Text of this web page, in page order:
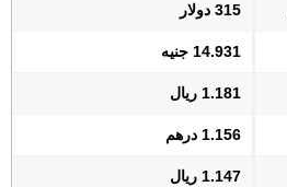
315 دولار
14.931 جنيه
1.181 ريال
1.156 درهم
1.147 ريال